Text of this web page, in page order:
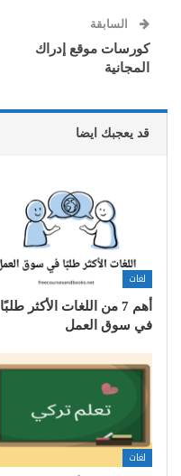
السابقة
كورسات موقع إدراك
المجانية
قد يعجبك ايضا
لغات
أهم 7 من اللغات الأكثر طلبًا
في سوق العمل
لغات